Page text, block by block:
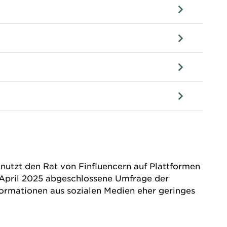
den Rat von Finfluencern auf Plattformen
2025 abgeschlossene Umfrage der
aus sozialen Medien eher geringes